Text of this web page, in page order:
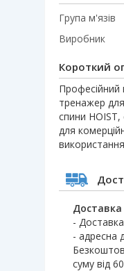
Група м'язів
Виробник
Короткий
тренажер
спини HOIST,
для
-
- адресна
суму від